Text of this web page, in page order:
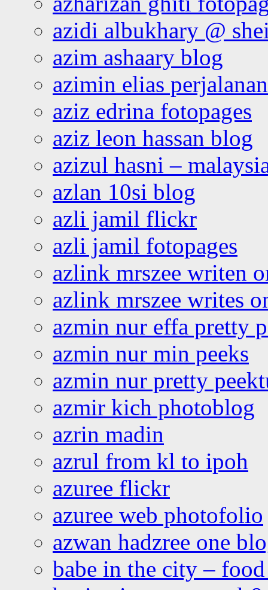
azidi albukhary @
azim ashaary blog
azimin elias
aziz edrina fotopages
aziz leon hassan blog
azizul hasni –
azlan 10si blog
azli jamil flickr
azli jamil fotopages
azlink mrszee writen
azlink mrszee writes
azmin nur effa pretty
azmin nur min peeks
azmin nur pretty
azmir kich photoblog
azrin madin
azrul from kl to ipoh
azuree flickr
azuree web photofolio
azwan hadzree one
babe in the city –